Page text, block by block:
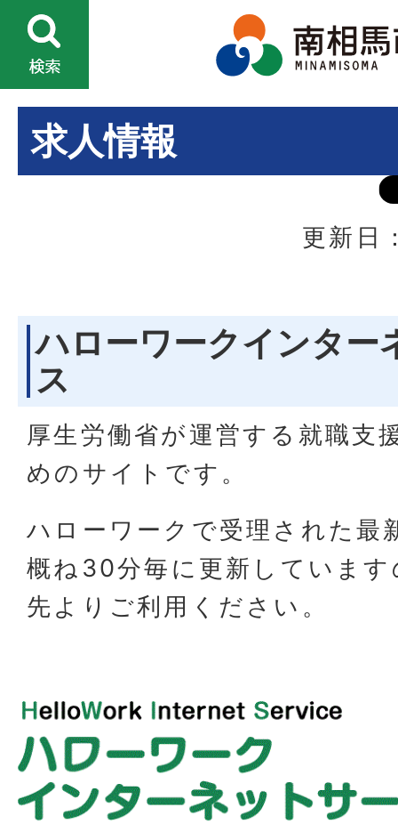
求人情報
更新日
ハローワークインター
ス
厚生労働省が運営する就職支
めのサイトです。
ハローワークで受理された最
概ね30分毎に更新していま
先よりご利用ください。